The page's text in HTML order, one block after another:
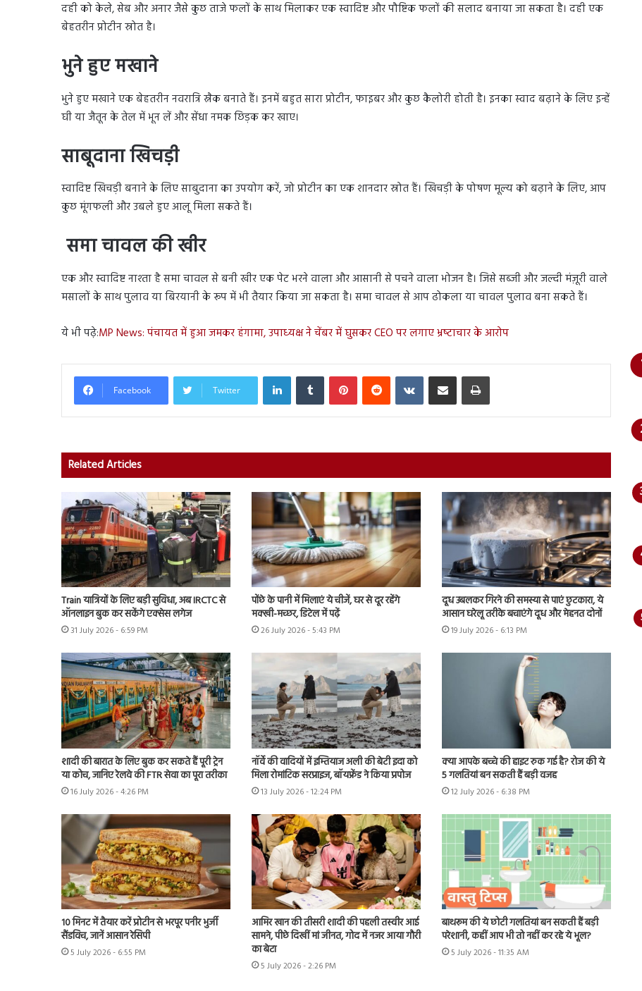
दही को केले, सेब और अनार जैसे कुछ ताजे फलों के साथ मिलाकर एक स्वादिष्ट और पौष्टिक फलों की सलाद बनाया जा सकता है। दही एक
बेहतरीन प्रोटीन स्रोत है।
भुने हुए मखाने
भुने हुए मखाने एक बेहतरीन नवरात्रि स्नैक बनाते हैं। इनमें बहुत सारा प्रोटीन, फाइबर और कुछ कैलोरी होती है। इनका स्वाद बढ़ाने के लिए इन्हें
घी या जैतून के तेल में भून लें और सेंधा नमक छिड़क कर खाए।
साबूदाना खिचड़ी
स्वादिष्ट खिचड़ी बनाने के लिए साबुदाना का उपयोग करें, जो प्रोटीन का एक शानदार स्रोत हैं। खिचड़ी के पोषण मूल्य को बढ़ाने के लिए, आप
कुछ मूंगफली और उबले हुए आलू मिला सकते हैं।
समा चावल की खीर
एक और स्वादिष्ट नाश्ता है समा चावल से बनी खीर एक पेट भरने वाला और आसानी से पचने वाला भोजन है। जिसे सब्जी और जल्दी मंज़ूरी वाले
मसालों के साथ पुलाव या बिरयानी के रूप में भी तैयार किया जा सकता है। समा चावल से आप ढोकला या चावल पुलाव बना सकते हैं।
ये भी पढ़े:MP News: पंचायत में हुआ जमकर हंगामा, उपाध्‍यक्ष ने चेंबर में घुसकर CEO पर लगाए भ्रष्‍टाचार के आरोप
Facebook Twitter
LinkedInTumblr PinterestReddit VKontakteShare via Email Print
Related Articles
Train यात्रियों के लिए बड़ी सुविधा, अब IRCTC से
ऑनलाइन बुक कर सकेंगे एक्सेस लगेज
31 July 2026 - 6:59 PM
पोंछे के पानी में मिलाएं ये चीजें, घर से दूर रहेंगे
मक्खी-मच्छर, डिटेल में पढ़ें
26 July 2026 - 5:43 PM
दूध उबलकर गिरने की समस्या से पाएं छुटकारा, ये
आसान घरेलू तरीके बचाएंगे दूध और मेहनत दोनों
19 July 2026 - 6:13 PM
शादी की बारात के लिए बुक कर सकते हैं पूरी ट्रेन
या कोच, जानिए रेलवे की FTR सेवा का पूरा तरीका
16 July 2026 - 4:26 PM
नॉर्वे की वादियों में इम्तियाज अली की बेटी इदा को
मिला रोमांटिक सरप्राइज, बॉयफ्रेंड ने किया प्रपोज
13 July 2026 - 12:24 PM
क्या आपके बच्चे की हाइट रुक गई है? रोज की ये
5 गलतियां बन सकती हैं बड़ी वजह
12 July 2026 - 6:38 PM
10 मिनट में तैयार करें प्रोटीन से भरपूर पनीर भुर्जी
सैंडविच, जानें आसान रेसिपी
5 July 2026 - 6:55 PM
आमिर खान की तीसरी शादी की पहली तस्वीर आई
सामने, पीछे दिखीं मां जीनत, गोद में नजर आया गौरी
का बेटा
5 July 2026 - 2:26 PM
बाथरूम की ये छोटी गलतियां बन सकती हैं बड़ी
परेशानी, कहीं आप भी तो नहीं कर रहे ये भूल?
5 July 2026 - 11:35 AM